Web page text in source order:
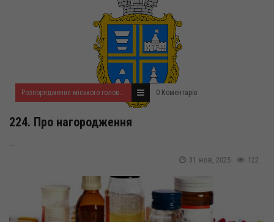
Розпорядження міського голови за 2025 рік 0 Коментарів
224. Про нагородження
122
31 жов, 2025